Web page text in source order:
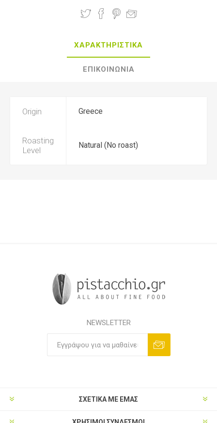
ΧΑΡΑΚΤΗΡΙΣΤΙΚΑ
ΕΠΙΚΟΙΝΩΝΙΑ
Origin Greece
Roasting
Level
Natural (No roast)
NEWSLETTER
ΣΧΕΤΙΚΑ ΜΕ ΕΜΑΣ